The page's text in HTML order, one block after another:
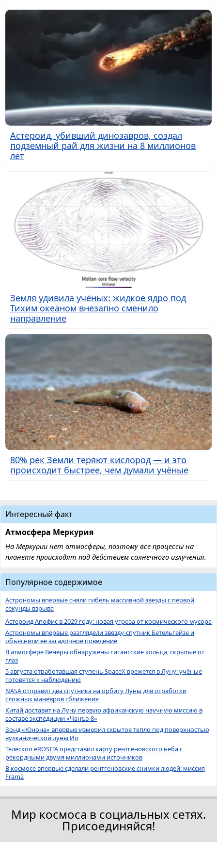
Астероид, убивший динозавров, создал
подземный рай для жизни на 8 миллионов
лет
Земля удивила учёных: жидкое ядро под
Тихим океаном внезапно сменило
направление
80% рек Земли теряют кислород — и это
происходит быстрее, чем думали учёные
Интересный факт
Атмосфера Меркурия
На Меркурии нет атмосферы, поэтому все процессы на
планете происходят под действием солнечного излучения.
Популярное содержимое
Астрономы впервые сняли гибель массивной звезды с первой
секунды взрыва
Астероид Апофис в 2029 году: новая угроза от космического мусора
Астрономы впервые разглядели звезду-спутник Бетельгейзе и
объяснили её загадочное поведение
В атмосфере Венеры обнаружены гигантские кольца, скрытые от
глаз
5 августа отработавшая ступень SpaceX врежется в Луну: учёные
готовятся к наблюдению
NASA отправит два спутника на орбиту Луны для отработки
сложных маневров сближения
Китай доставит на Луну первую африканскую научную миссию в
составе экспедиции «Чанъэ-8»
Зонд «Юнона» впервые измерил скрытое тепло под поверхностью
вулканической луны Ио
Телескоп eROSITA представил карту рентгеновского неба с
рекордными двумя миллионами источников
В космосе впервые сделали рентгеновские снимки людей: миссия
Fram2
Мир космоса в социальных сетях.
Присоединяйся!